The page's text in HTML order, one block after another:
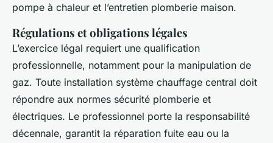
pompe à chaleur et l’entretien plomberie maison.
Régulations et obligations légales
L’exercice légal requiert une qualification
professionnelle, notamment pour la manipulation de
gaz. Toute installation système chauffage central doit
répondre aux normes sécurité plomberie et
électriques. Le professionnel porte la responsabilité
décennale, garantit la réparation fuite eau ou la